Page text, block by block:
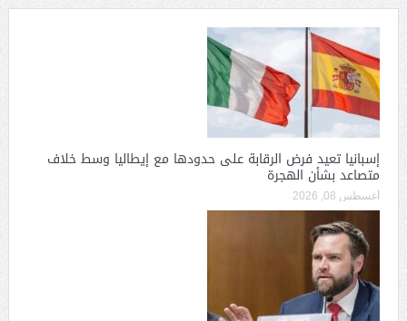
إسبانيا تعيد فرض الرقابة على حدودها مع إيطاليا وسط خلاف
متصاعد بشأن الهجرة
أغسطس 08, 2026